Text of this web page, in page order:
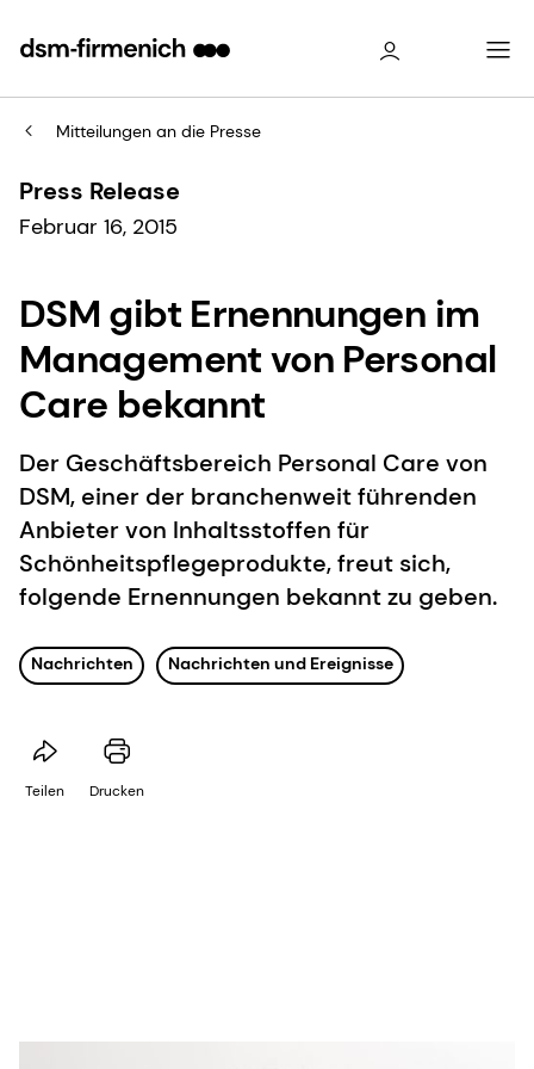
Mitteilungen an die Presse
Press Release
Februar 16, 2015
DSM gibt Ernennungen im
Management von Personal
Care bekannt
Der Geschäftsbereich Personal Care von
DSM, einer der branchenweit führenden
Anbieter von Inhaltsstoffen für
Schönheitspflegeprodukte, freut sich,
folgende Ernennungen bekannt zu geben.
Nachrichten Nachrichten und Ereignisse
Teilen Drucken